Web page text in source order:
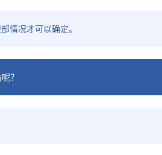
情况才可以确定。
？